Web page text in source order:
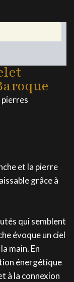
et la pierre
grâce à
qui semblent
évoque un ciel
main. En
énergétique
à la connexion